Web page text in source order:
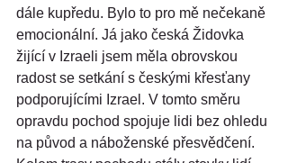
dále kupředu. Bylo to pro mě nečekaně
emocionální. Já jako česká Židovka
žijící v Izraeli jsem měla obrovskou
radost se setkání s českými křesťany
podporujícími Izrael. V tomto směru
opravdu pochod spojuje lidi bez ohledu
na původ a náboženské přesvědčení.